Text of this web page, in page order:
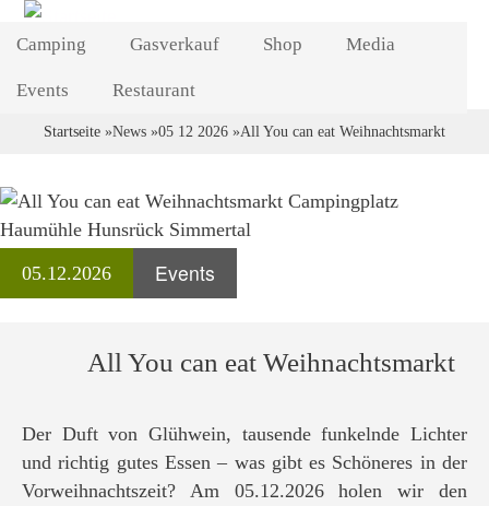
zum
Camping Gasverkauf Shop Media
Events Restaurant
Startseite News 05 12 2026 All You can eat Weihnachtsmarkt
05.12.2026 Events
All You can eat Weihnachtsmarkt
Der Duft von Glühwein, tausende funkelnde Lichter
und richtig gutes Essen – was gibt es Schöneres in der
Vorweihnachtszeit? Am 05.12.2026 holen wir den